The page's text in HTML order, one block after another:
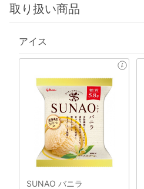
取り扱い商品
アイス
SUNAO バニラ